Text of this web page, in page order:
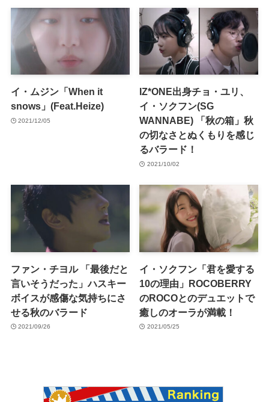
イ・ムジン「When it
snows」(Feat.Heize)
2021/12/05
IZ*ONE出身チョ・ユリ、
イ・ソクフン(SG
WANNABE) 「秋の箱」秋
の切なさとぬくもりを感じ
るバラード！
2021/10/02
ファン・チヨル 「最後だと
言いそうだった」ハスキー
ボイスが感傷な気持ちにさ
せる秋のバラード
2021/09/26
イ・ソクフン「君を愛する
10の理由」ROCOBERRY
のROCOとのデュエットで
癒しのオーラが満載！
2021/05/25